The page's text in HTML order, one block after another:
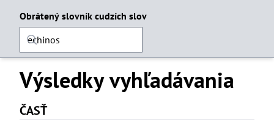
Obrátený slovník cudzích slov
Výsledky vyhľadávania
ČASŤ